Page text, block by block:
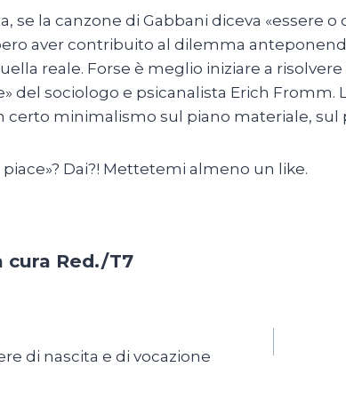
se la canzone di Gabbani diceva «essere
aver contribuito al dilemma
reale. Forse è meglio iniziare a
del sociologo e psicanalista Erich
certo minimalismo sul piano materiale, sul
piace»? Dai?! Mettetemi almeno un like.
cura Red./T7
di nascita e di vocazione